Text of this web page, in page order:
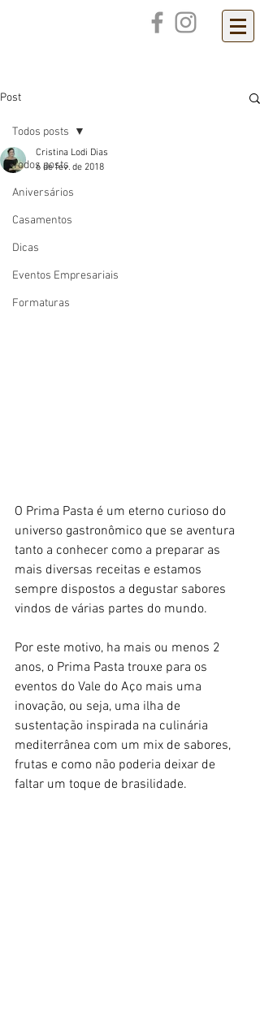
Post
Todos posts
Aniversários
Casamentos
Dicas
Eventos Empresariais
Formaturas
Todos posts
Cristina Lodi Dias
6 de fev. de 2018
O Prima Pasta é um eterno curioso do
universo gastronômico que se aventura
tanto a conhecer como a preparar as
mais diversas receitas e estamos
sempre dispostos a degustar sabores
vindos de várias partes do mundo.
Por este motivo, ha mais ou menos 2
anos, o Prima Pasta trouxe para os
eventos do Vale do Aço mais uma
inovação, ou seja, uma ilha de
sustentação inspirada na culinária
mediterrânea com um mix de sabores,
frutas e como não poderia deixar de
faltar um toque de brasilidade.